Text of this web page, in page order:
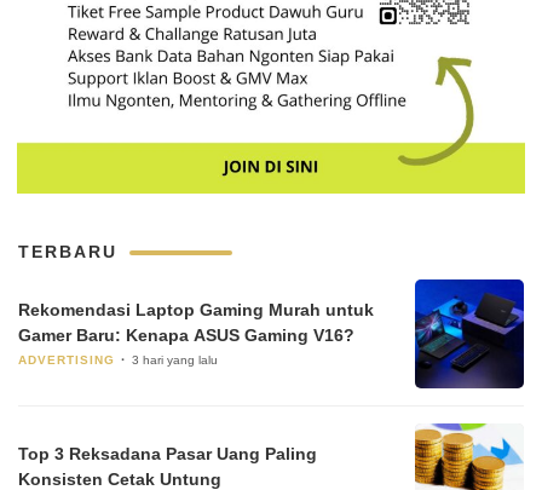
TERBARU
Rekomendasi Laptop Gaming Murah untuk
Gamer Baru: Kenapa ASUS Gaming V16?
ADVERTISING 3 hari yang lalu
Top 3 Reksadana Pasar Uang Paling
Konsisten Cetak Untung